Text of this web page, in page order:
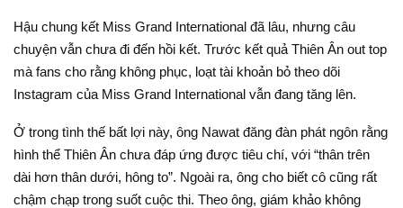
Hậu chung kết Miss Grand International đã lâu, nhưng câu
chuyện vẫn chưa đi đến hồi kết. Trước kết quả Thiên Ân out top
mà fans cho rằng không phục, loạt tài khoản bỏ theo dõi
Instagram của Miss Grand International vẫn đang tăng lên.
Ở trong tình thế bất lợi này, ông Nawat đăng đàn phát ngôn rằng
hình thể Thiên Ân chưa đáp ứng được tiêu chí, với “thân trên
dài hơn thân dưới, hông to”. Ngoài ra, ông cho biết cô cũng rất
chậm chạp trong suốt cuộc thi. Theo ông, giám khảo không